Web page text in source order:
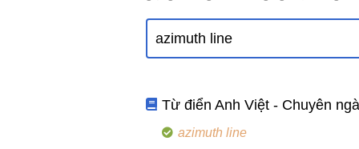
Từ điển Anh Việt - Chuyên
azimuth line